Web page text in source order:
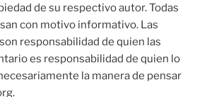
de su respectivo autor. Todas
con motivo informativo. Las
responsabilidad de quien las
es responsabilidad de quien lo
la manera de pensar